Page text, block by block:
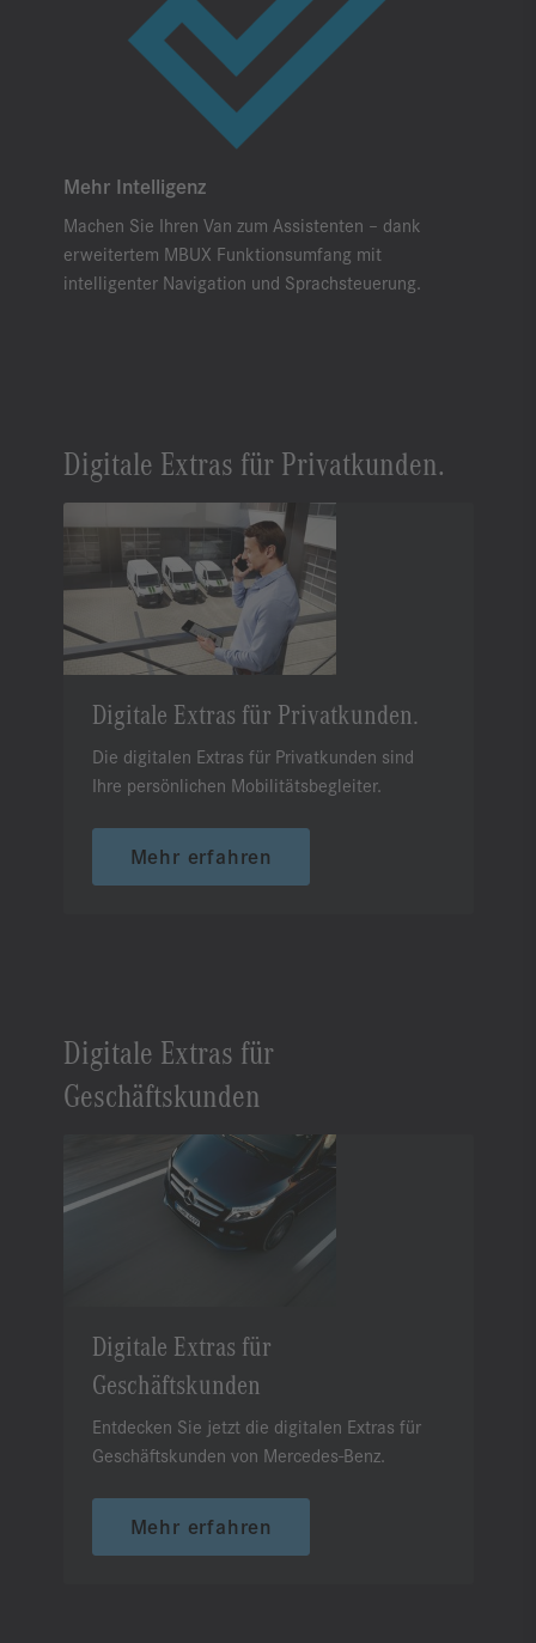
Mehr Intelligenz
Machen Sie Ihren Van zum Assistenten – dank
erweitertem MBUX Funktionsumfang mit
intelligenter Navigation und Sprachsteuerung.
Digitale Extras für Privatkunden.
Digitale Extras für Privatkunden.
Die digitalen Extras für Privatkunden sind
Ihre persönlichen Mobilitätsbegleiter.
Mehr erfahren
Digitale Extras für
Geschäftskunden
Digitale Extras für
Geschäftskunden
Entdecken Sie jetzt die digitalen Extras für
Geschäftskunden von Mercedes-Benz.
Mehr erfahren